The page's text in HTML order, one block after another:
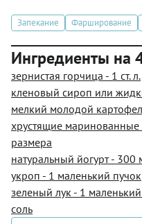
Запекание Фарширование
Ингредиенты на
зернистая горчица - 1 ст. л.
кленовый сироп или
мелкий молодой
хрустящие маринованные
размера
натуральный йогурт - 300
укроп - 1 маленький пучок
зеленый лук - 1
соль